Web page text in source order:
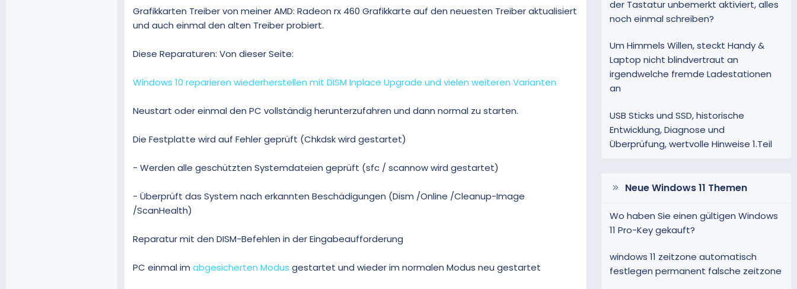
Grafikkarten Treiber von meiner AMD: Radeon rx 460 Grafikkarte auf den neuesten Treiber aktualisiert
und auch einmal den alten Treiber probiert.
Diese Reparaturen: Von dieser Seite:
Windows 10 reparieren wiederherstellen mit DISM Inplace Upgrade und vielen weiteren Varianten
Neustart oder einmal den PC vollständig herunterzufahren und dann normal zu starten.
Die Festplatte wird auf Fehler geprüft (Chkdsk wird gestartet)
- Werden alle geschützten Systemdateien geprüft (sfc / scannow wird gestartet)
- Überprüft das System nach erkannten Beschädigungen (Dism /Online /Cleanup-Image
/ScanHealth)
Reparatur mit den DISM-Befehlen in der Eingabeaufforderung
PC einmal im abgesicherten Modus gestartet und wieder im normalen Modus neu gestartet
der Tastatur unbemerkt aktiviert, alles
noch einmal schreiben?
Um Himmels Willen, steckt Handy &
Laptop nicht blindvertraut an
irgendwelche fremde Ladestationen
an
USB Sticks und SSD, historische
Entwicklung, Diagnose und
Überprüfung, wertvolle Hinweise 1.Teil
Neue Windows 11 Themen
Wo haben Sie einen gültigen Windows
11 Pro-Key gekauft?
windows 11 zeitzone automatisch
festlegen permanent falsche zeitzone